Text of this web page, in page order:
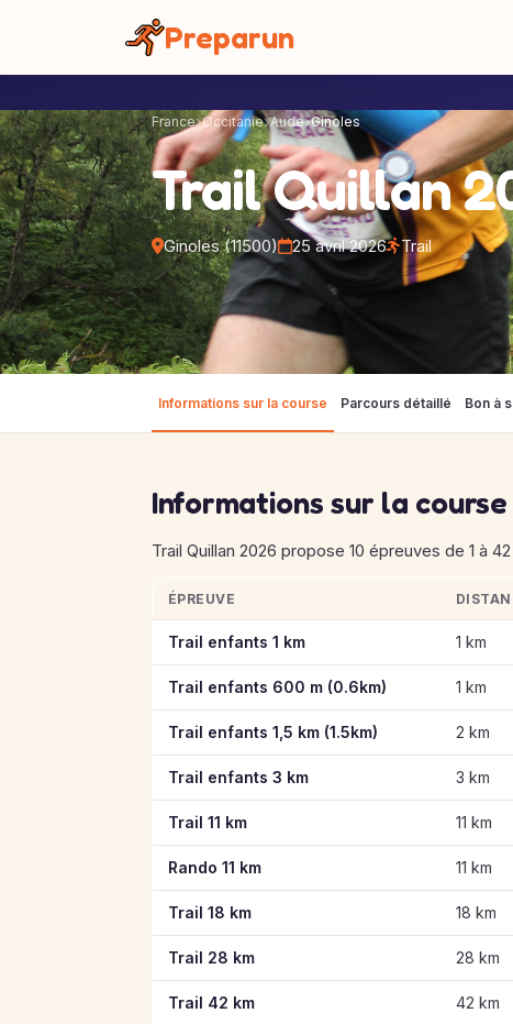
Preparun
France Occitanie Aude Ginoles
Trail Quillan
Ginoles (11500) 25 avril 2026 Trail
Informations sur la course Parcours détaillé Bon à
Informations sur la course
Trail Quillan 2026 propose 10 épreuves de 1 à
Informations clés des épreuves de Trail Quillan
ÉPREUVE
Trail enfants 1 km 1 km
Trail enfants 600 m (0.6km) 1 km
Trail enfants 1,5 km (1.5km) 2 km
Trail enfants 3 km 3 km
Trail 11 km 11 km
Rando 11 km 11 km
Trail 18 km 18 km
Trail 28 km 28 km
Trail 42 km 42 km